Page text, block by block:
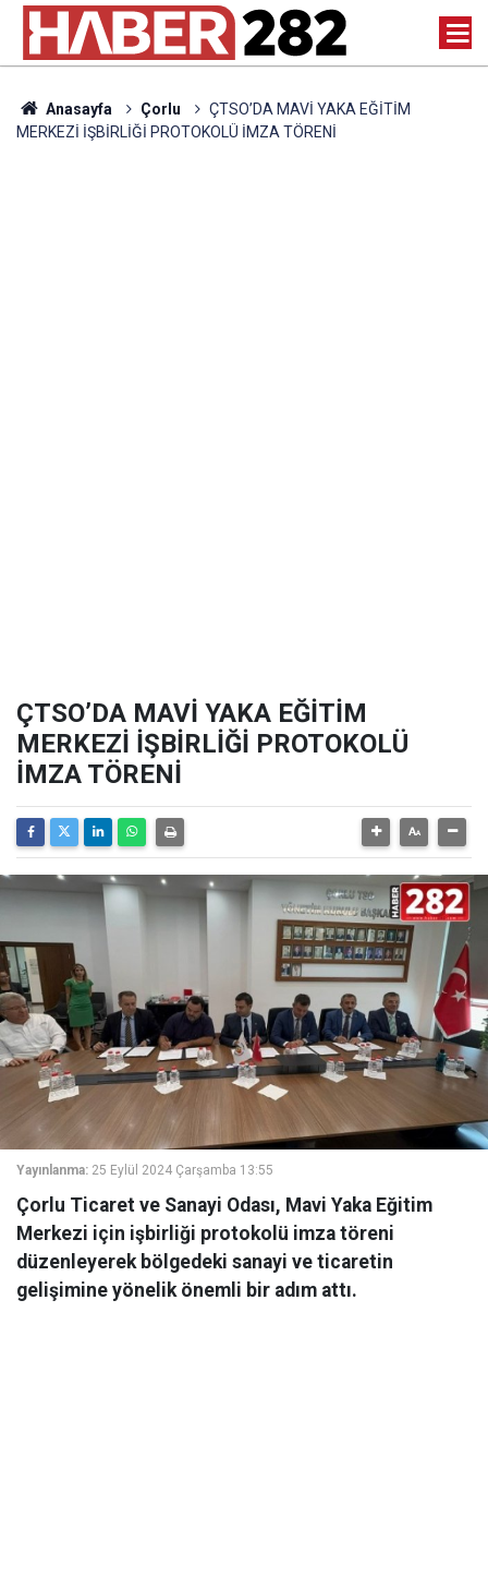
Anasayfa Çorlu
ÇTSO’DA MAVİ YAKA EĞİTİM
MERKEZİ İŞBİRLİĞİ PROTOKOLÜ İMZA TÖRENİ
ÇTSO’DA MAVİ YAKA EĞİTİM
MERKEZİ İŞBİRLİĞİ PROTOKOLÜ
İMZA TÖRENİ
Yayınlanma: 25 Eylül 2024 Çarşamba 13:55
Çorlu Ticaret ve Sanayi Odası, Mavi Yaka Eğitim
Merkezi için işbirliği protokolü imza töreni
düzenleyerek bölgedeki sanayi ve ticaretin
gelişimine yönelik önemli bir adım attı.